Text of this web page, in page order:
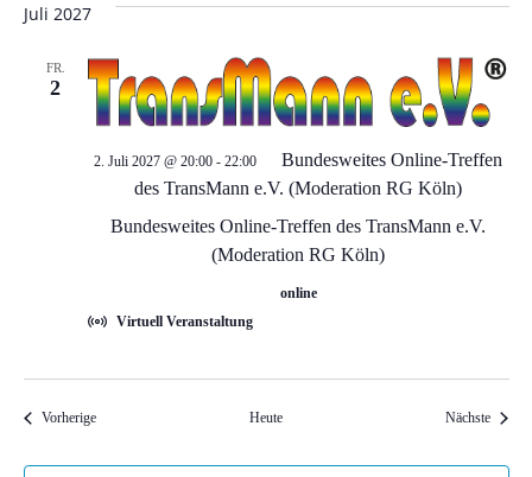
h
t
e
n
a
v
Juli 2027
FR.
2
Bundesweites Online-Treffen des TransMann e.V.
(Moderation RG Köln)
2. Juli 2027 @ 20:00 - 22:00
Bundesweites Online-Treffen
des TransMann e.V. (Moderation RG Köln)
online
Virtuell Veranstaltung
VorherigeVeranstaltungen Heute Nächste